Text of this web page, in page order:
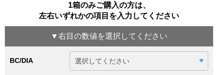
1箱のみご購入の方は、
左右いずれかの項目を入力してください
▼右目 の数値を選択してください
BC/DIA